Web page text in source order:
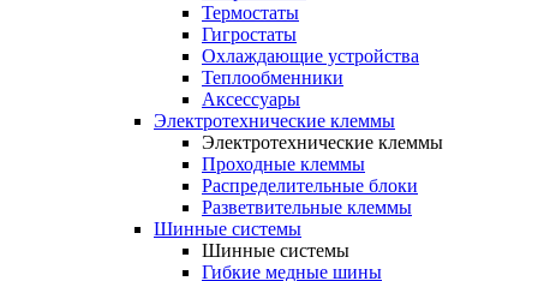
Термостаты
Гигростаты
Охлаждающие устройства
Теплообменники
Аксессуары
Электротехнические клеммы
Электротехнические клеммы
Проходные клеммы
Распределительные блоки
Разветвительные клеммы
Шинные системы
Шинные системы
Гибкие медные шины